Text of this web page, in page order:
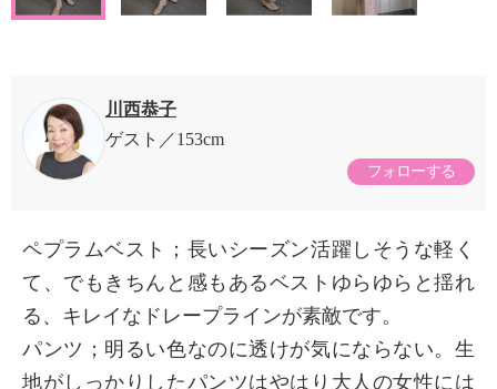
川西恭子
ゲスト
153cm
フォローする
ペプラムベスト；長いシーズン活躍しそうな軽く
て、でもきちんと感もあるベストゆらゆらと揺れ
る、キレイなドレープラインが素敵です。
パンツ；明るい色なのに透けが気にならない。生
地がしっかりしたパンツはやはり大人の女性には